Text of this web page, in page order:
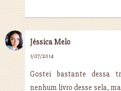
Jéssica Melo
1/07/2014
Gostei bastante dessa
nenhum livro desse sela,